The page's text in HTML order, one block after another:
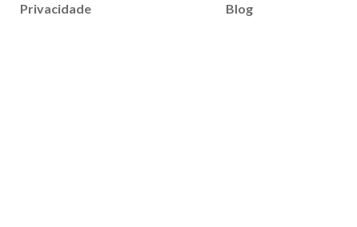
Privacidade
Blog